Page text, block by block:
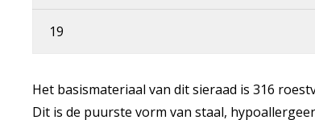
19
Het basismateriaal van dit sieraad is 316
Dit is de puurste vorm van staal,